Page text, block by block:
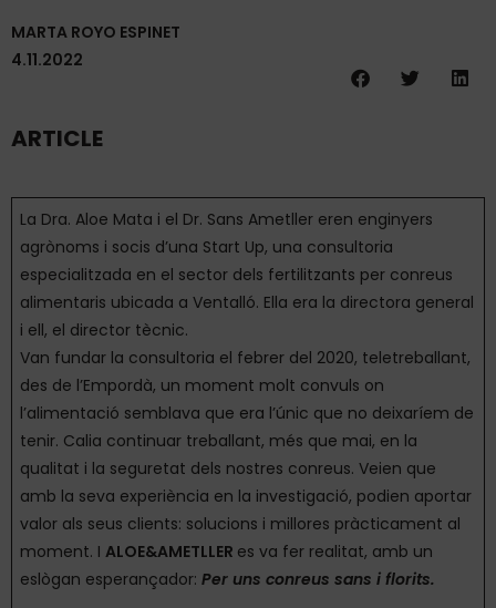
MARTA ROYO ESPINET
4.11.2022
ARTICLE
La Dra. Aloe Mata i el Dr. Sans Ametller eren enginyers
agrònoms i socis d’una Start Up, una consultoria
especialitzada en el sector dels fertilitzants per conreus
alimentaris ubicada a Ventalló. Ella era la directora general
i ell, el director tècnic.
Van fundar la consultoria el febrer del 2020, teletreballant,
des de l’Empordà, un moment molt convuls on
l’alimentació semblava que era l’únic que no deixaríem de
tenir. Calia continuar treballant, més que mai, en la
qualitat i la seguretat dels nostres conreus. Veien que
amb la seva experiència en la investigació, podien aportar
valor als seus clients: solucions i millores pràcticament al
moment. I ALOE&AMETLLER es va fer realitat, amb un
eslògan esperançador: Per uns conreus sans i florits.